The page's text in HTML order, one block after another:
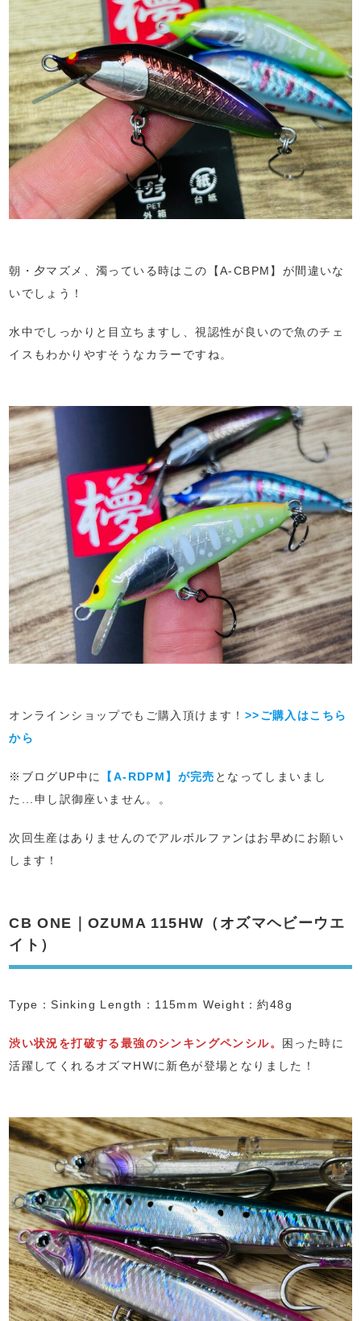
朝・夕マズメ、濁っている時はこの【A-CBPM】が間違いな
いでしょう！
水中でしっかりと目立ちますし、視認性が良いので魚のチェ
イスもわかりやすそうなカラーですね。
オンラインショップでもご購入頂けます！ >>ご購入はこちら
から
※ブログUP中に 【A-RDPM】が完売 となってしまいまし
た...申し訳御座いません。。
次回生産はありませんのでアルボルファンはお早めにお願い
します！
CB ONE｜OZUMA 115HW（オズマヘビーウエ
イト）
Type：Sinking Length：115mm Weight：約48g
渋い状況を打破する最強のシンキングペンシル。 困った時に
活躍してくれるオズマHWに新色が登場となりました！